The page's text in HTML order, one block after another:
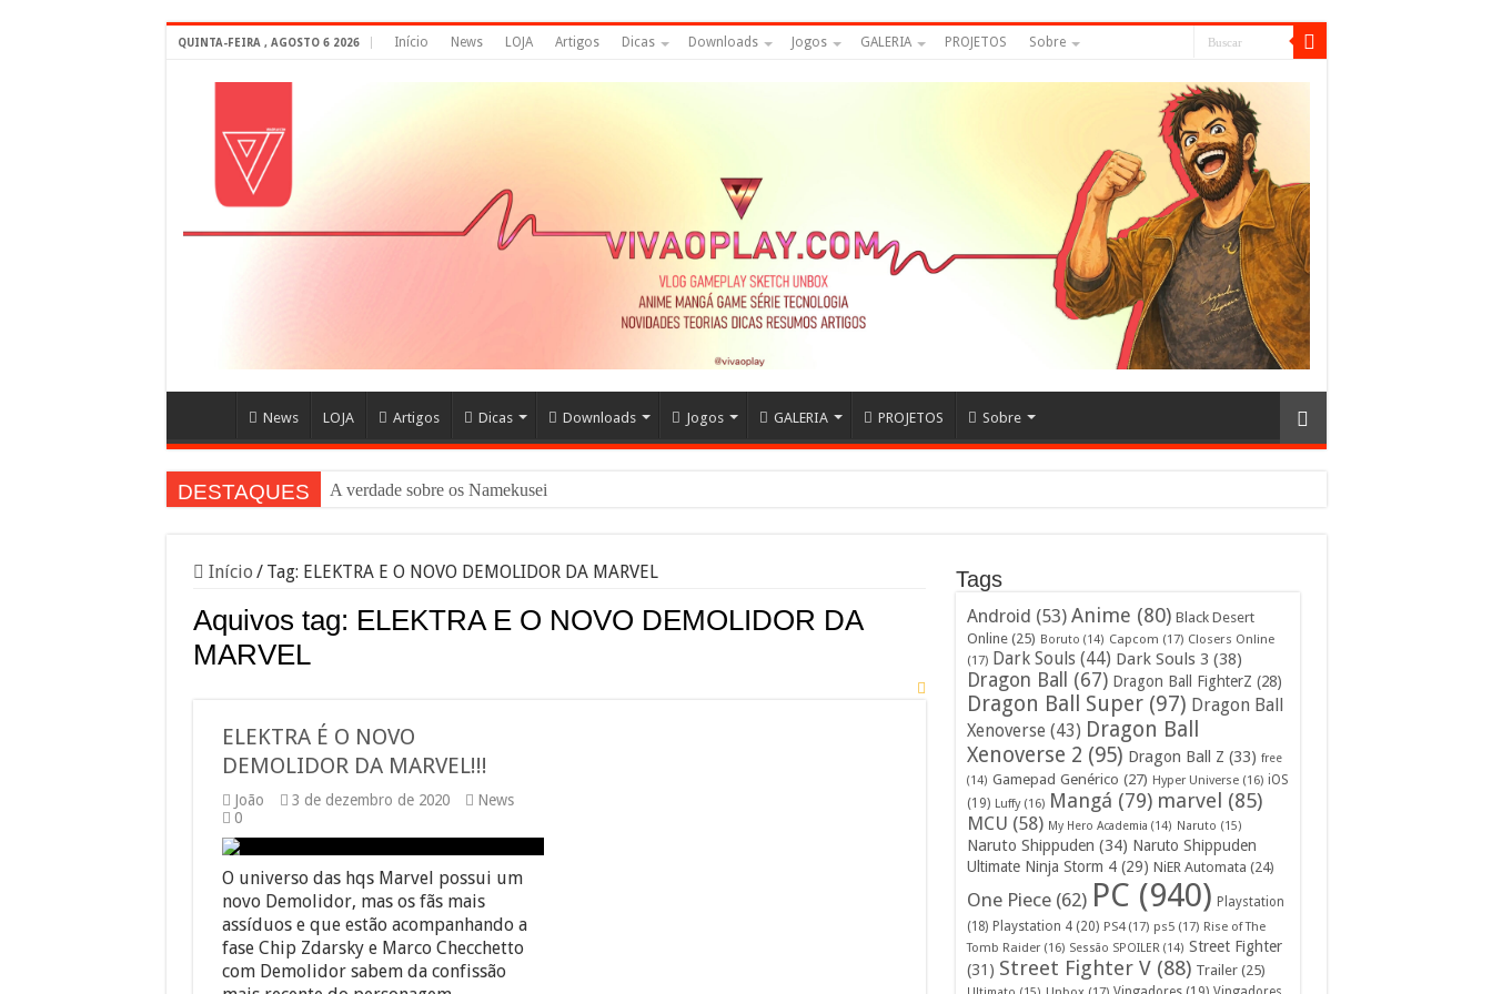
QUINTA-FEIRA , AGOSTO 6 2026 Início News LOJA Artigos Dicas Downloads Jogos GALERIA PROJETOS Sobre
News LOJA Artigos Dicas Downloads Jogos GALERIA PROJETOS Sobre
DESTAQUES A verdade sobre os Namekuseijins – DRAGON
Início / Tag: ELEKTRA E O NOVO DEMOLIDOR DA MARVEL
Aquivos tag: ELEKTRA E O NOVO DEMOLIDOR DA
MARVEL
ELEKTRA É O NOVO
DEMOLIDOR DA MARVEL!!!
João 3 de dezembro de 2020
News
0
O universo das hqs Marvel possui um
novo Demolidor, mas os fãs mais
assíduos e que estão acompanhando a
fase Chip Zdarsky e Marco Checchetto
com Demolidor sabem da confissão
Tags
Android (53) Anime (80) Black Desert
Online(25) Boruto (14) Capcom (17) Closers Online
(17) Dark Souls(44) Dark Souls 3 (38)
Dragon Ball (67) Dragon Ball FighterZ (28)
Dragon Ball Super(97) Dragon Ball
Xenoverse (43) Dragon Ball
Xenoverse 2 (95) Dragon Ball Z (33) free
(14) Gamepad Genérico (27) Hyper Universe(16) iOS
(19) Luffy(16) Mangá (79) marvel (85)
MCU (58) My Hero Academia (14) Naruto (15)
Naruto Shippuden (34) Naruto Shippuden
Ultimate Ninja Storm 4(29) NiER Automata (24)
One Piece(62) PC (940) Playstation
(18) Playstation 4(20) PS4(17) ps5(17) Rise of The
Tomb Raider(16) Sessão SPOILER(14) Street Fighter
(31) Street Fighter V(88) Trailer(25)